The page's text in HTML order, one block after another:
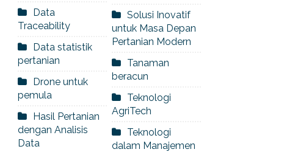
Data
Traceability
Data statistik
pertanian
Drone untuk
pemula
Hasil Pertanian
dengan Analisis
Data
Solusi Inovatif
untuk Masa Depan
Pertanian Modern
Tanaman
beracun
Teknologi
AgriTech
Teknologi
dalam Manajemen